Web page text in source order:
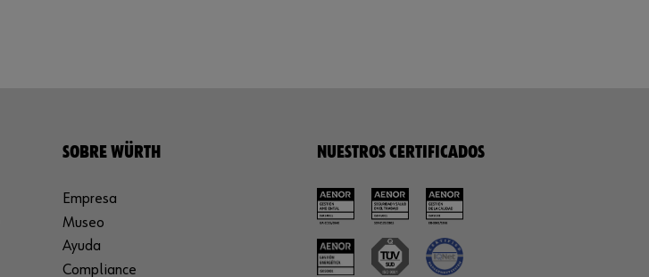
SOBRE WÜRTH
Empresa
Museo
Ayuda
Compliance
NUESTROS CERTIFICADOS